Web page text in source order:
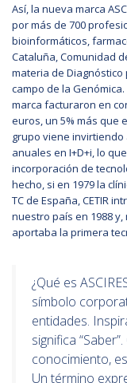
Así, la nueva marca
por más de 700
bioinformáticos,
Cataluña, Comunidad
materia de Diagnóstico
campo de la
marca facturaron en
euros, un 5% más que
grupo viene
anuales en I+D+i, lo
incorporación de
hecho, si en 1979 la
TC de España, CETIR
nuestro país en 1988 y,
aportaba la primera
¿Qué es
símbolo
entidades.
significa
conocimiento,
Un término